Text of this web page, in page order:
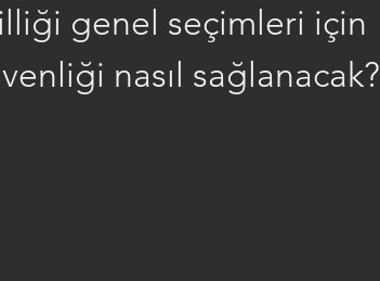
genel seçimleri için
nasıl sağlanacak?